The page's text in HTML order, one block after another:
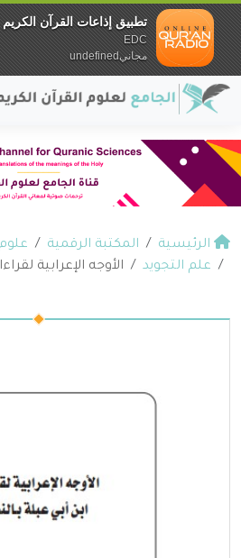
الرئيسية المكتبة الرقمية
علم التجويد
الأوجه الإعرابية
تطبيق إذاعات القرآن الكريم
EDC
مجانيundefined